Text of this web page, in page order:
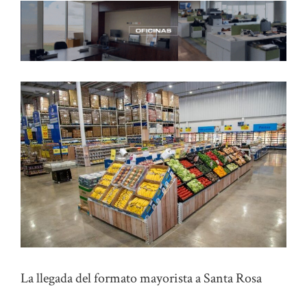
La llegada del formato mayorista a Santa Rosa